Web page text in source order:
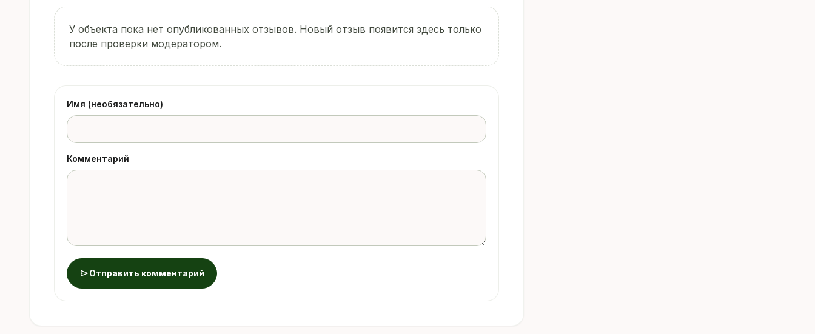
У объекта пока нет опубликованных отзывов. Новый отзыв появится здесь только
после проверки модератором.
Имя (необязательно)
Комментарий
sendОтправить комментарий